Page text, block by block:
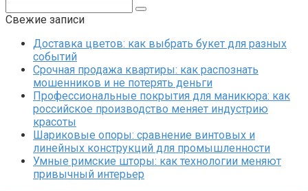
Свежие записи
Доставка цветов: как выбрать букет для разных
событий
Срочная продажа квартиры: как распознать
мошенников и не потерять деньги
Профессиональные покрытия для маникюра: как
российское производство меняет индустрию
красоты
Шариковые опоры: сравнение винтовых и
линейных конструкций для промышленности
Умные римские шторы: как технологии меняют
привычный интерьер